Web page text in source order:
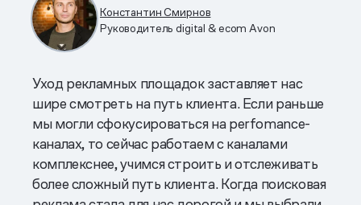
Константин Смирнов
Руководитель digital & ecom Avon
Уход рекламных площадок заставляет нас
шире смотреть на путь клиента. Если раньше
мы могли сфокусироваться на perfomance-
каналах, то сейчас работаем с каналами
комплекснее, учимся строить и отслеживать
более сложный путь клиента. Когда поисковая